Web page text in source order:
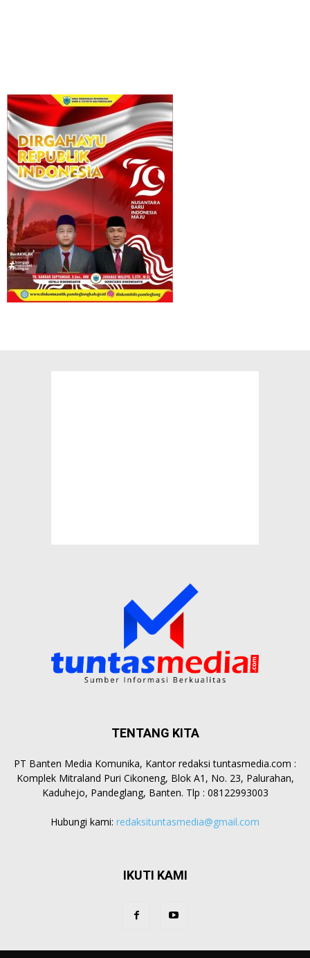
TENTANG KITA
PT Banten Media Komunika, Kantor redaksi tuntasmedia.com :
Komplek Mitraland Puri Cikoneng, Blok A1, No. 23, Palurahan,
Kaduhejo, Pandeglang, Banten. Tlp : 08122993003
Hubungi kami: redaksituntasmedia@gmail.com
IKUTI KAMI